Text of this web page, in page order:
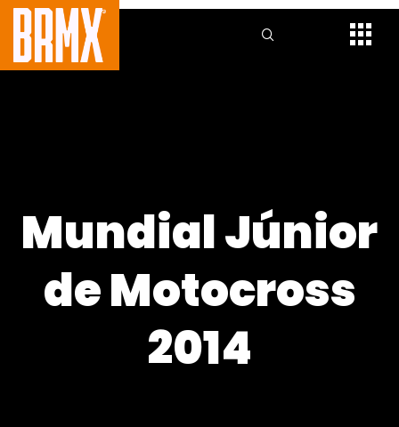
Mundial Júnior
de Motocross
2014